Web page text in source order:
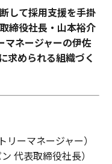
して採用支援を手掛
締役社長・山本裕介
ネージャーの伊佐
求められる組織づく
ーマネージャー）
代表取締役社長）